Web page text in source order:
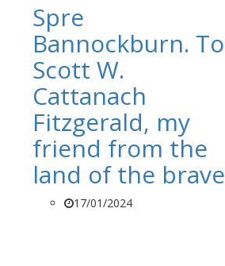
Spre
Bannockburn. To
Scott W.
Cattanach
Fitzgerald, my
friend from the
land of the brave
17/01/2024